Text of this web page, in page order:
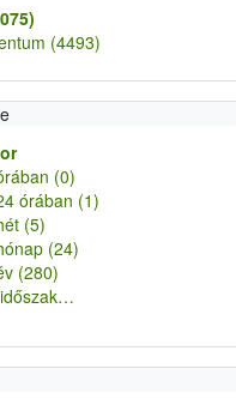
(4493)
(0)
órában (1)
(5)
(24)
(280)